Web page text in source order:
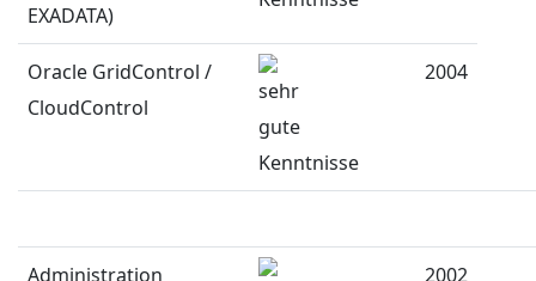
EXADATA)
Oracle GridControl /
CloudControl
2004
Administration 2002